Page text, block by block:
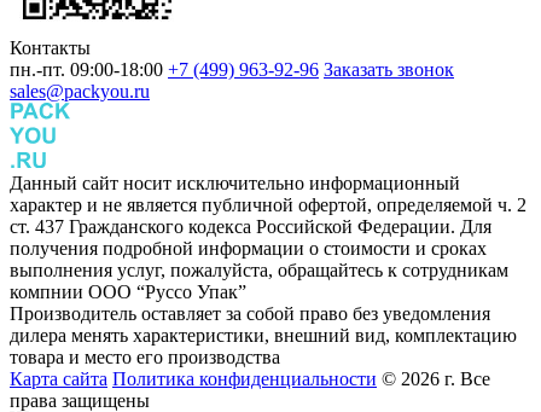
Контакты
пн.-пт. 09:00-18:00 +7 (499) 963-92-96 Заказать звонок
sales@packyou.ru
Данный сайт носит исключительно информационный
характер и не является публичной офертой, определяемой ч. 2
ст. 437 Гражданского кодекса Российской Федерации. Для
получения подробной информации о стоимости и сроках
выполнения услуг, пожалуйста, обращайтесь к сотрудникам
компнии ООО “Руссо Упак”
Производитель оставляет за собой право без уведомления
дилера менять характеристики, внешний вид, комплектацию
товара и место его производства
Карта сайта Политика конфиденциальности © 2026 г. Все
права защищены